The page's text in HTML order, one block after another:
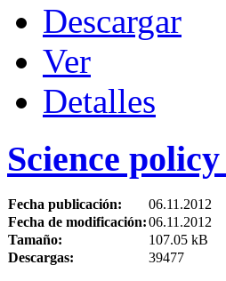
Descargar
Ver
Detalles
Science
Fecha publicación:
06.11.2012
Fecha de modificación:06.11.2012
Tamaño:
107.05 kB
Descargas:
39477